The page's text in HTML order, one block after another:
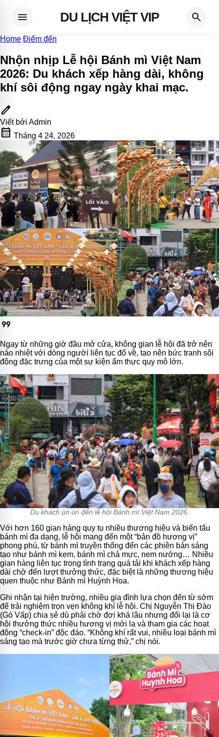
menu DU LỊCH VIỆT VIP search
Home Điểm đến
Nhộn nhịp Lễ hội Bánh mì Việt Nam
2026: Du khách xếp hàng dài, không
khí sôi động ngay ngày khai mạc.
edit
Viết bởi Admin
calendar_month Tháng 4 24, 2026
format_quote
Ngay từ những giờ đầu mở cửa, không gian lễ hội đã trở nên
náo nhiệt với dòng người liên tục đổ về, tạo nên bức tranh sôi
động đặc trưng của một sự kiện ẩm thực quy mô lớn.
Du khách ùn ùn đến lễ hội Bánh mì Việt Nam 2026.
Với hơn 160 gian hàng quy tụ nhiều thương hiệu và biến tấu
bánh mì đa dạng, lễ hội mang đến một “bản đồ hương vị”
phong phú, từ bánh mì truyền thống đến các phiên bản sáng
tạo như bánh mì kem, bánh mì chả mực, nem nướng… Nhiều
gian hàng liên tục trong tình trạng quá tải khi khách xếp hàng
dài chờ đến lượt thưởng thức, đặc biệt là những thương hiệu
quen thuộc như Bánh mì Huỳnh Hoa.
Ghi nhận tại hiện trường, nhiều gia đình lựa chọn đến từ sớm
để trải nghiệm trọn vẹn không khí lễ hội. Chị Nguyễn Thị Đào
(Gò Vấp) chia sẻ dù phải chờ đợi khá lâu nhưng đổi lại là cơ
hội thưởng thức nhiều hương vị mới lạ và tham gia các hoạt
động “check-in” độc đáo. “Không khí rất vui, nhiều loại bánh mì
sáng tạo mà trước giờ chưa từng thử,” chị nói.